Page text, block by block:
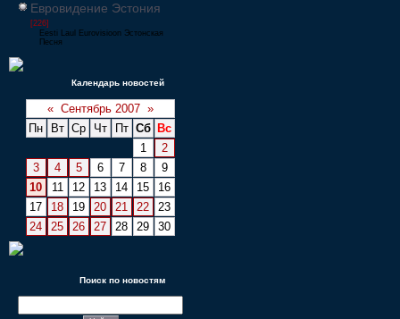
Евровидение Эстония
[226]
Eesti Laul Eurovisioon Эстонская
Песня
Календарь новостей
« Сентябрь 2007 »
Пн
Вт Ср Чт Пт Сб
Вс
1
2
3
4 5 6 7 8
9
10
11 12 13 14 15
16
17
18 19 20 21 22
23
24
25 26 27 28 29 30
Поиск по новостям